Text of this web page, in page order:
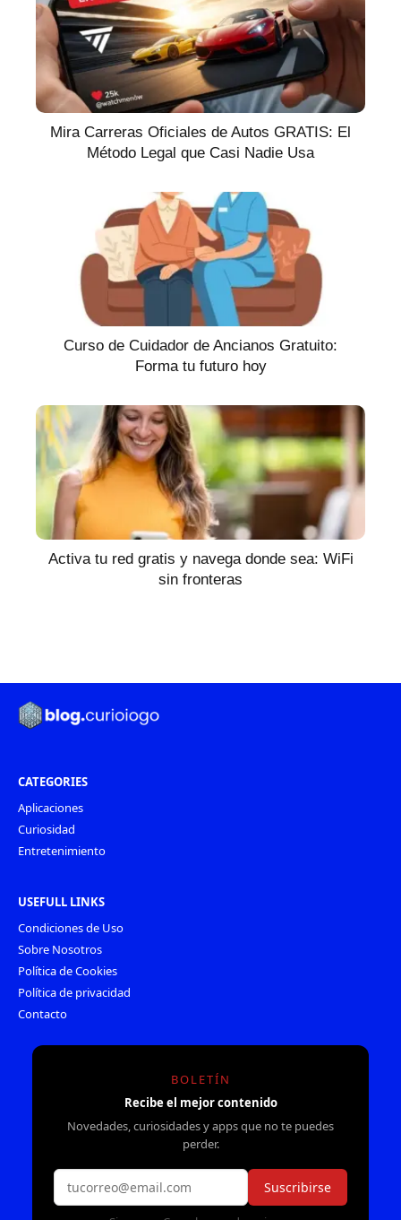
Mira Carreras Oficiales de Autos GRATIS: El
Método Legal que Casi Nadie Usa
Curso de Cuidador de Ancianos Gratuito:
Forma tu futuro hoy
Activa tu red gratis y navega donde sea: WiFi
sin fronteras
CATEGORIES
Aplicaciones
Curiosidad
Entretenimiento
USEFULL LINKS
Condiciones de Uso
Sobre Nosotros
Política de Cookies
Política de privacidad
Contacto
BOLETÍN
Recibe el mejor contenido
Novedades, curiosidades y apps que no te puedes
perder.
Suscribirse